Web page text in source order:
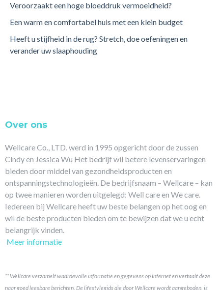
Veroorzaakt een hoge bloeddruk vermoeidheid?
Een warm en comfortabel huis met een klein budget
Heeft u stijfheid in de rug? Stretch, doe oefeningen en
verander uw slaaphouding
Over ons
Wellcare Co., LTD. werd in 1995 opgericht door de zussen
Cindy en Jessica Wu Het bedrijf wil betere levenservaringen
bieden door middel van gezondheidsproducten en
ontspanningstechnologieën. De bedrijfsnaam – Wellcare – kan
op twee manieren worden uitgelegd: Well care en We care.
Iedereen bij Wellcare heeft uw beste belangen op het oog en
wil de beste producten bieden om te bewijzen dat we u echt
belangrijk vinden.
Meer informatie
** Wellcare verzamelt waardevolle informatie en gegevens op internet en vertaalt deze
naar goed leesbare berichten. De lifestylegids die door Wellcare wordt aangeboden, is